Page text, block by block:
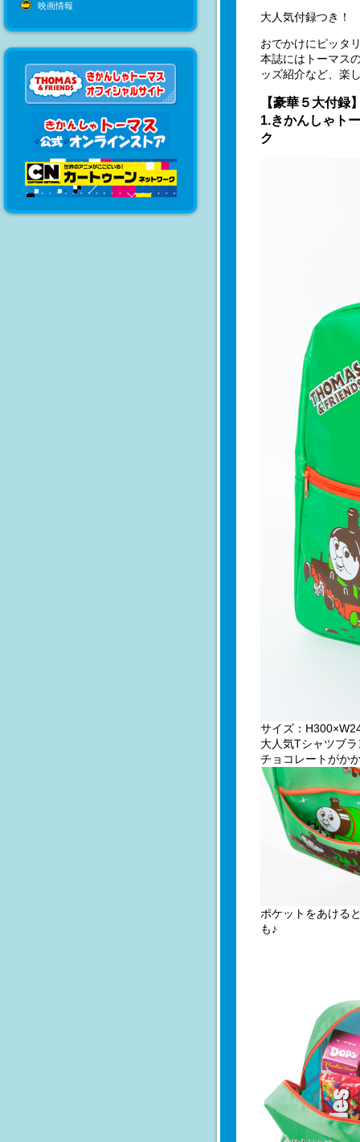
映画情報
大人気付録つき！
おでかけにピッタ
本誌にはトーマス
ッズ紹介など、楽
【豪華５大付録
1.きかんしゃト
ク
サイズ：
大人気Tシャツブ
チョコレートがか
ポケットをあける
も♪